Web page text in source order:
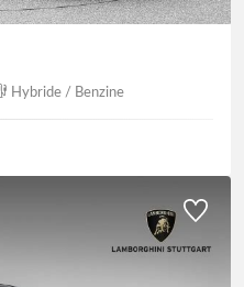
Hybride / Benzine